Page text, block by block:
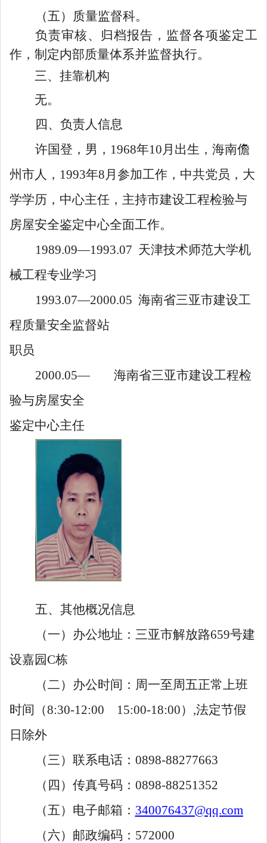
（五）质量监督科。
负责审核、归档报告，监督各项鉴定工
作，制定内部质量体系并监督执行。
三、挂靠机构
无。
四、负责人信息
许国登，男， 1968年10 月出生，海南儋
州市人， 1993年8 月参加工作，中共党员，大
学学历，中心主任， 主持市建设工程检验与
房屋安全鉴定中心全面工作。
1989.09—1993.07 天津技术师范大学机
械工程专业学习
1993.07—2000.05 海南省三亚市建设工
程质量安全监督站
职员
2000.05—
海南省三亚市建设工程检
验与房屋安全
鉴定中心主任
五、其他概况信息
（一） 办公地址：三亚市解放路659号建
设嘉园C栋
（二） 办公时间：周一至周五正常上班
时间（8:30-12:00 15:00-18:00） ,法定节假
日除外
（三） 联系电话： 0898-88277663
（四） 传真号码： 0898-88251352
（五） 电子邮箱： 340076437@qq.com
（六） 邮政编码： 572000